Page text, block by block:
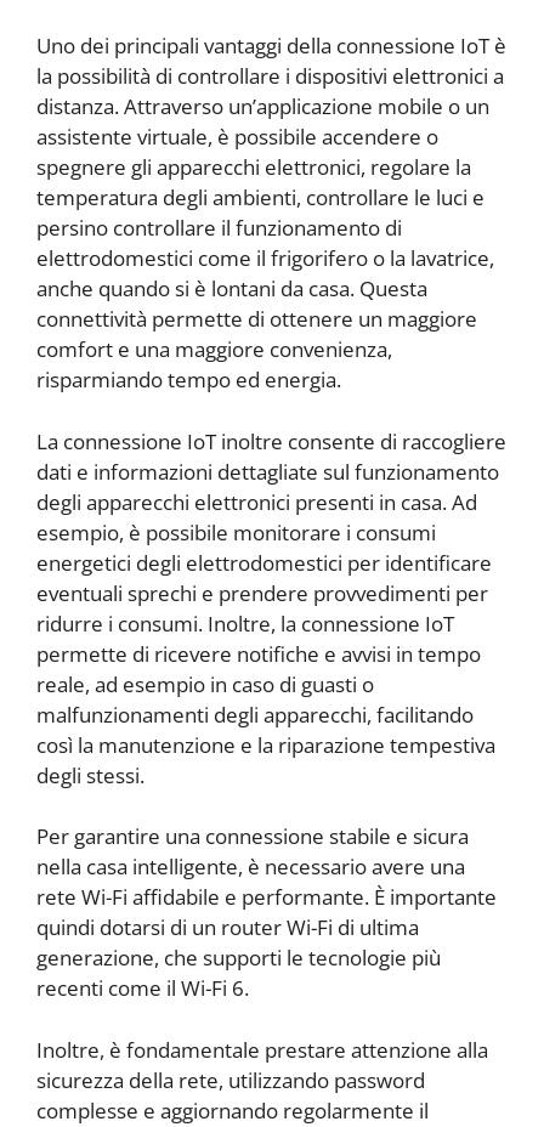
Uno dei principali vantaggi della connessione IoT è
la possibilità di controllare i dispositivi elettronici a
distanza. Attraverso un’applicazione mobile o un
assistente virtuale, è possibile accendere o
spegnere gli apparecchi elettronici, regolare la
temperatura degli ambienti, controllare le luci e
persino controllare il funzionamento di
elettrodomestici come il frigorifero o la lavatrice,
anche quando si è lontani da casa. Questa
connettività permette di ottenere un maggiore
comfort e una maggiore convenienza,
risparmiando tempo ed energia.
La connessione IoT inoltre consente di raccogliere
dati e informazioni dettagliate sul funzionamento
degli apparecchi elettronici presenti in casa. Ad
esempio, è possibile monitorare i consumi
energetici degli elettrodomestici per identificare
eventuali sprechi e prendere provvedimenti per
ridurre i consumi. Inoltre, la connessione IoT
permette di ricevere notifiche e avvisi in tempo
reale, ad esempio in caso di guasti o
malfunzionamenti degli apparecchi, facilitando
così la manutenzione e la riparazione tempestiva
degli stessi.
Per garantire una connessione stabile e sicura
nella casa intelligente, è necessario avere una
rete Wi-Fi affidabile e performante. È importante
quindi dotarsi di un router Wi-Fi di ultima
generazione, che supporti le tecnologie più
recenti come il Wi-Fi 6.
Inoltre, è fondamentale prestare attenzione alla
sicurezza della rete, utilizzando password
complesse e aggiornando regolarmente il